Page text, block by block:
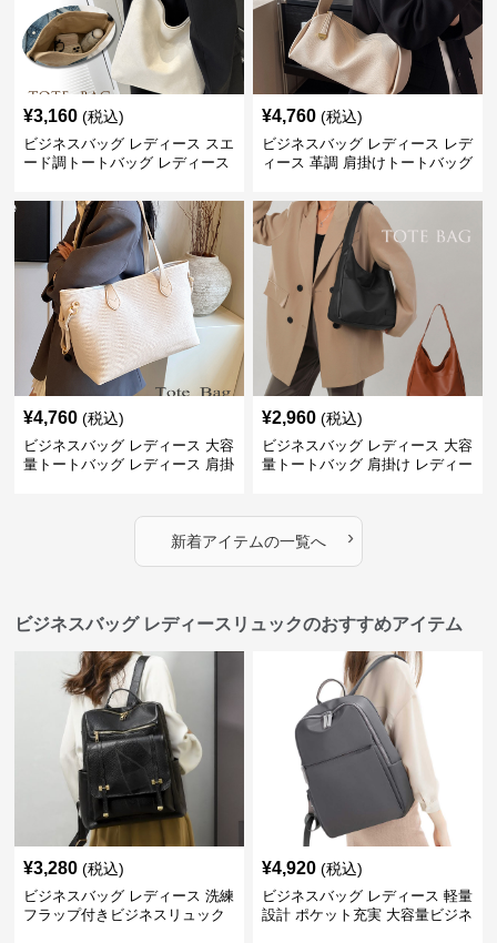
¥3,160 (税込)
ビジネスバッグ レディース スエ
ード調トートバッグ レディース
¥4,760 (税込)
ビジネスバッグ レディース レデ
ィース 革調 肩掛けトートバッグ
¥4,760 (税込)
ビジネスバッグ レディース 大容
量トートバッグ レディース 肩掛
¥2,960 (税込)
ビジネスバッグ レディース 大容
量トートバッグ 肩掛け レディー
新着アイテムの一覧へ ›
ビジネスバッグ レディースリュックのおすすめアイテム
¥3,280 (税込)
ビジネスバッグ レディース 洗練
フラップ付きビジネスリュック
¥4,920 (税込)
ビジネスバッグ レディース 軽量
設計 ポケット充実 大容量ビジネ